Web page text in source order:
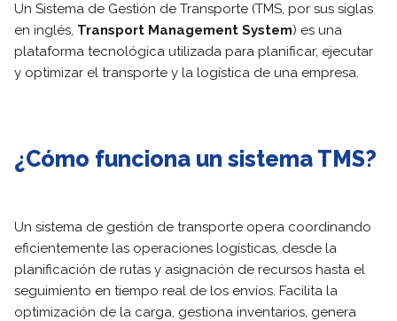
Un Sistema de Gestión de Transporte (TMS, por sus siglas
en inglés, Transport Management System) es una
plataforma tecnológica utilizada para planificar, ejecutar
y optimizar el transporte y la logística de una empresa.
¿Cómo funciona un sistema TMS?
Un sistema de gestión de transporte opera coordinando
eficientemente las operaciones logísticas, desde la
planificación de rutas y asignación de recursos hasta el
seguimiento en tiempo real de los envíos. Facilita la
optimización de la carga, gestiona inventarios, genera